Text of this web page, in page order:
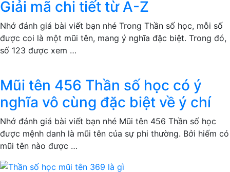
Giải mã chi tiết từ A-Z
Nhớ đánh giá bài viết bạn nhé Trong Thần số học, mỗi số
được coi là một mũi tên, mang ý nghĩa đặc biệt. Trong đó,
số 123 được xem …
Mũi tên 456 Thần số học có ý
nghĩa vô cùng đặc biệt về ý chí
Nhớ đánh giá bài viết bạn nhé Mũi tên 456 Thần số học
được mệnh danh là mũi tên của sự phi thường. Bởi hiếm có
mũi tên nào được …